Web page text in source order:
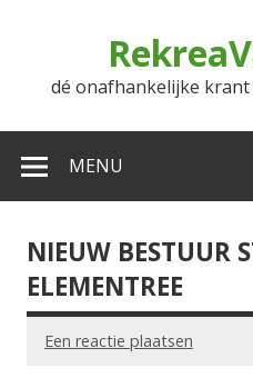
dé onafhankelijke
MENU
NIEUW BESTUUR
ELEMENTREE
Een reactie plaatsen